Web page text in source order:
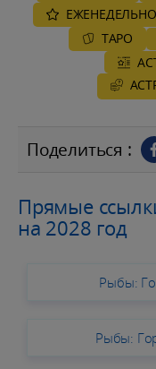
ЕЖЕНЕДЕЛЬНО
ТАРО
Поделиться :
Прямые
на 2028 год
Рыбы:
Рыбы: